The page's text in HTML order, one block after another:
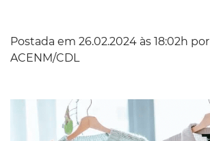
Postada em 26.02.2024 às 18:02h por
ACENM/CDL